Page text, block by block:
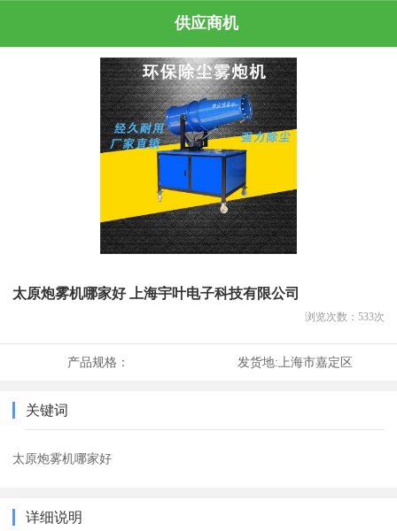
供应商机
太原炮雾机哪家好 上海宇叶电子科技有限公司
浏览次数： 533次
产品规格： 发货地:上海市嘉定区
关键词
太原炮雾机哪家好
详细说明